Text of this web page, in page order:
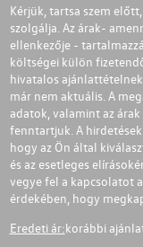
Kérjük, tartsa szem
szolgálja. Az árak-
ellenkezője -
költségei külön
hivatalos
már nem aktuális. A
adatok, valamint az
fenntartjuk. A
hogy az Ön által
és az esetleges
vegye fel a kapcsolatot
érdekében, hogy
Eredeti ár:korábbi